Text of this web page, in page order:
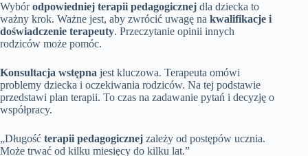
Wybórodpowiedniej terapii pedagogicznej dla dziecka to
ważny krok. Ważne jest, aby zwrócić uwagę na kwalifikacje i
doświadczenie terapeuty. Przeczytanie opinii innych
rodziców może pomóc.
Konsultacja wstępna jest kluczowa. Terapeuta omówi
problemy dziecka i oczekiwania rodziców. Na tej podstawie
przedstawi plan terapii. To czas na zadawanie pytań i decyzję o
współpracy.
„Długość terapii pedagogicznej zależy od postępów ucznia.
Może trwać od kilku miesięcy do kilku lat.”